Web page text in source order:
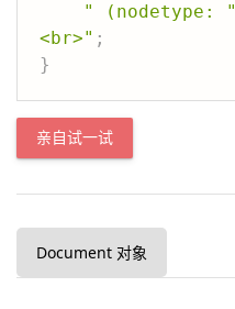
" (nodetype: "
<br>" ;
}
亲自试一试
Document 对象